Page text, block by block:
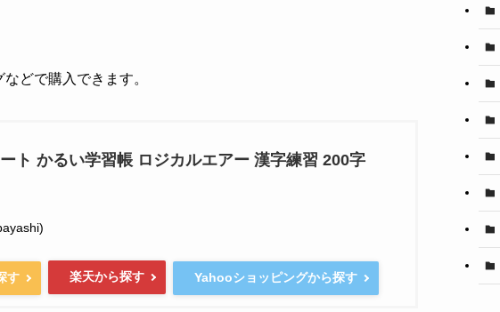
どで購入できます。
ト かるい学習帳 ロジカルエアー 漢字練習 200字
す 楽天から探す Yahooショッピングから探す